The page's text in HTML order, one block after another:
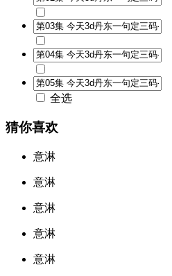
全选
猜你喜欢
意淋
意淋
意淋
意淋
意淋